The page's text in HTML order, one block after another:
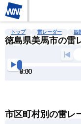
雨雲レーダー 台風情報
トップ 雷レーダー 四
徳島県美馬市の雷
6:30
7:00
7:30
8:00
8:30
9:00
市区町村別の雷レ